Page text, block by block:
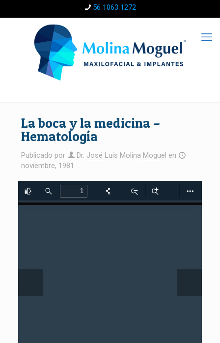
56 1063 1272
La boca y la medicina –
Hematología
Publicado por Dr. José Luis Molina Moguel en
noviembre, 1981